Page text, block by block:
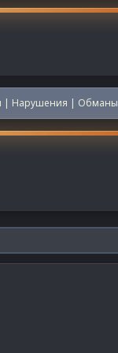
| Нарушения | Обманы